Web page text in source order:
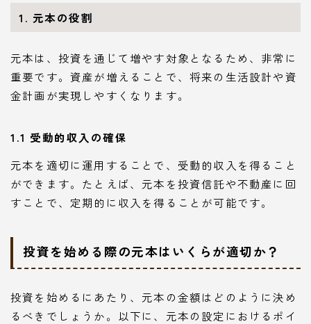
1. 元本の役割
元本は、投資を通じて増やす対象となるため、非常に
重要です。資産が増えることで、将来の生活設計や資
金計画が実現しやすくなります。
1.1 受動的収入の確保
元本を適切に運用することで、受動的収入を得ること
ができます。たとえば、元本を投資信託や不動産に回
すことで、定期的に収入を得ることが可能です。
投資を始める際の元本はいくらが適切か？
投資を始めるにあたり、元本の金額はどのように決め
るべきでしょうか。以下に、元本の設定におけるポイ